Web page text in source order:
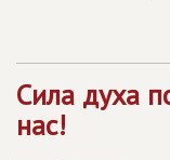
Сила духа
нас!